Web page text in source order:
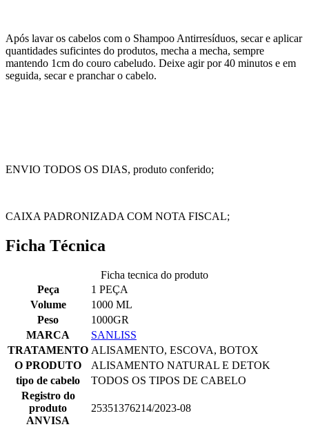
Após lavar os cabelos com o Shampoo Antirresíduos, secar e aplicar
quantidades suficintes do produtos, mecha a mecha, sempre
mantendo 1cm do couro cabeludo. Deixe agir por 40 minutos e em
seguida, secar e pranchar o cabelo.
ENVIO TODOS OS DIAS, produto conferido;
CAIXA PADRONIZADA COM NOTA FISCAL;
Ficha Técnica
Ficha tecnica do produto
Peça
1 PEÇA
Volume
1000 ML
Peso
1000GR
MARCA
SANLISS
TRATAMENTO ALISAMENTO, ESCOVA, BOTOX
O PRODUTO
ALISAMENTO NATURAL E DETOK
tipo de cabelo
TODOS OS TIPOS DE CABELO
Registro do
produto
ANVISA
25351376214/2023-08